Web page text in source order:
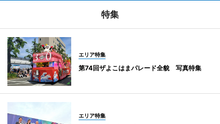
特集
エリア特集
第74回ザよこはまパレード全貌 写真特集
エリア特集